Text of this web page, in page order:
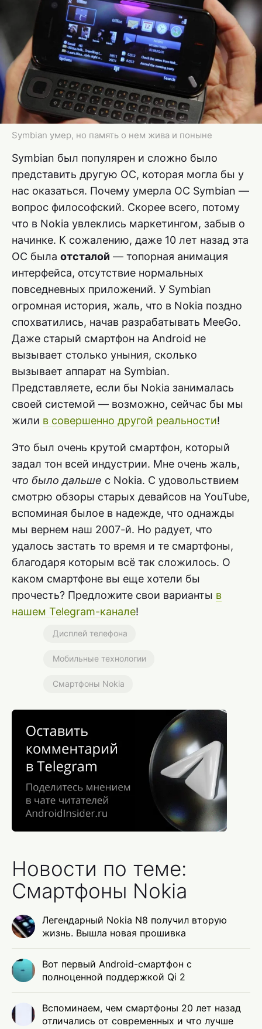
Symbian умер, но память о нем жива и поныне
Symbian был популярен и сложно было
представить другую ОС, которая могла бы у
нас оказаться. Почему умерла OC Symbian —
вопрос философский. Скорее всего, потому
что в Nokia увлеклись маркетингом, забыв о
начинке. К сожалению, даже 10 лет назад эта
ОС была отсталой — топорная анимация
интерфейса, отсутствие нормальных
повседневных приложений. У Symbian
огромная история, жаль, что в Nokia поздно
спохватились, начав разрабатывать MeeGo.
Даже старый смартфон на Android не
вызывает столько уныния, сколько
вызывает аппарат на Symbian.
Представляете, если бы Nokia занималась
своей системой — возможно, сейчас бы мы
жили в совершенно другой реальности!
Это был очень крутой смартфон, который
задал тон всей индустрии. Мне очень жаль,
что было дальше с Nokia. С удовольствием
смотрю обзоры старых девайсов на YouTube,
вспоминая былое в надежде, что однажды
мы вернем наш 2007-й. Но радует, что
удалось застать то время и те смартфоны,
благодаря которым всё так сложилось. О
каком смартфоне вы еще хотели бы
прочесть? Предложите свои варианты в
нашем Telegram-канале!
Дисплей телефона
Мобильные технологии
Смартфоны Nokia
Новости по теме:
Смартфоны Nokia
Легендарный Nokia N8 получил вторую
жизнь. Вышла новая прошивка
Вот первый Android-смартфон с
полноценной поддержкой Qi 2
Вспоминаем, чем смартфоны 20 лет назад
отличались от современных и что лучше